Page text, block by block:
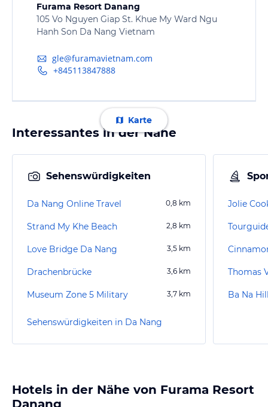
Furama Resort Danang
105 Vo Nguyen Giap St. Khue My Ward Ngu
Hanh Son Da Nang Vietnam
gle@furamavietnam.com
+845113847888
Karte
Interessantes in der Nähe
Sehenswürdigkeiten
Da Nang Online Travel 0,8 km
Strand My Khe Beach 2,8 km
Love Bridge Da Nang 3,5 km
Drachenbrücke 3,6 km
Museum Zone 5 Military 3,7 km
Sehenswürdigkeiten in Da Nang
Jolie
Thomas
Ba Na
Hotels in der Nähe von Furama Resort
Danang